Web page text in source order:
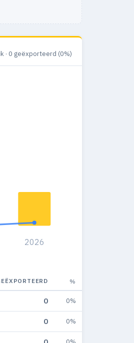
· 0 geëxporteerd (0%)
2026
%
0 0%
0 0%